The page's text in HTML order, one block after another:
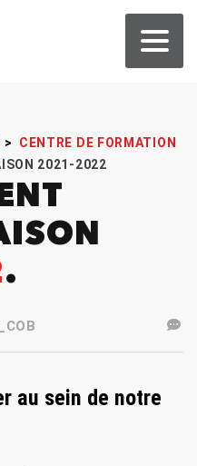
>
CENTRE DE FORMATION
2021-2022
au sein de notre